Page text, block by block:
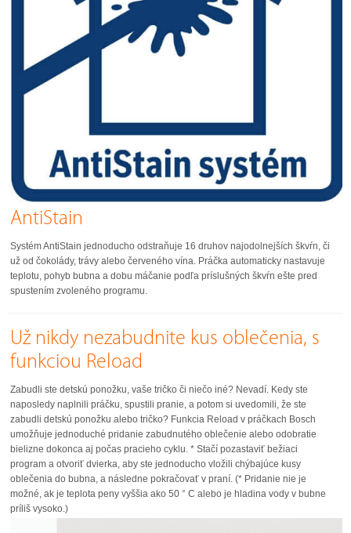
AntiStain
Systém AntiStain jednoducho odstraňuje 16 druhov najodolnejších škvŕn, či
už od čokolády, trávy alebo červeného vína. Práčka automaticky nastavuje
teplotu, pohyb bubna a dobu máčanie podľa príslušných škvŕn ešte pred
spustením zvoleného programu.
Už nikdy nezabudnite kus oblečenia, s
funkciou Reload
Zabudli ste detskú ponožku, vaše tričko či niečo iné? Nevadí. Kedy ste
naposledy naplnili práčku, spustili pranie, a potom si uvedomili, že ste
zabudli detskú ponožku alebo tričko? Funkcia Reload v práčkach Bosch
umožňuje jednoduché pridanie zabudnutého oblečenie alebo odobratie
bielizne dokonca aj počas pracieho cyklu. * Stačí pozastaviť bežiaci
program a otvoriť dvierka, aby ste jednoducho vložili chýbajúce kusy
oblečenia do bubna, a následne pokračovať v praní. (* Pridanie nie je
možné, ak je teplota peny vyššia ako 50 ° C alebo je hladina vody v bubne
príliš vysoko.)